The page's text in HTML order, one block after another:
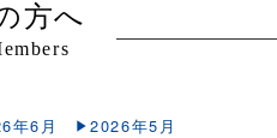
方へ
年6月
2026年5月